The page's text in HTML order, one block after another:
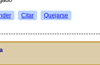
Citar Quejarse